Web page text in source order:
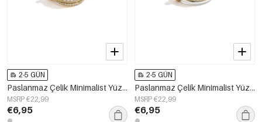
2-5 GÜN
Paslanmaz Çelik Minimalist Yüzükler, Yuvarlak, Sade, Günlük Kullanım İçin, Basit Seri, Kadın Takıları
MSRP €22,99
€6,95
2-5 GÜN
Paslanmaz Çelik Minimalist Yüzükler, Yuvarlak, Sade, Günlük, Basit Seri, Kadın Takıları
MSRP €22,99
€6,95